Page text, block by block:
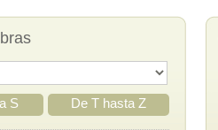
S De T hasta Z